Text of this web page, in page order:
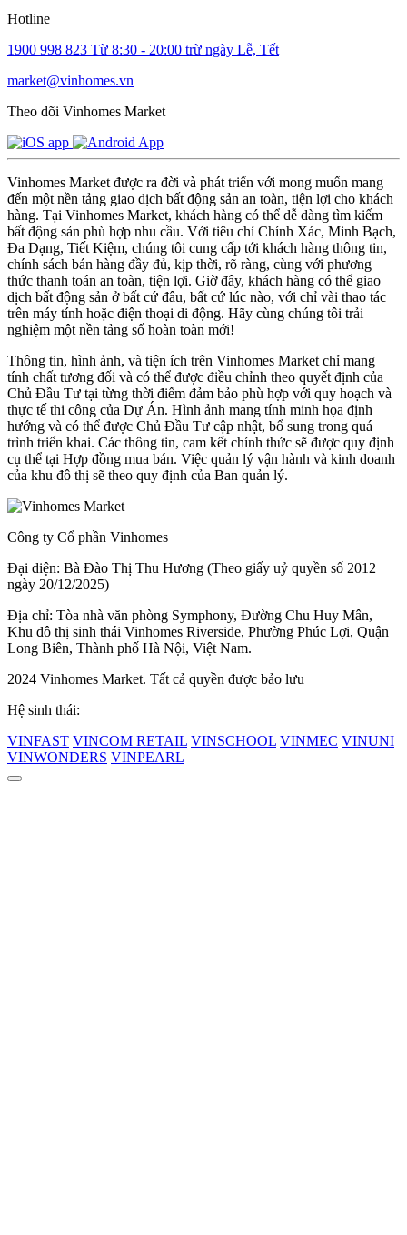
Hotline
1900 998 823 Từ 8:30 - 20:00 trừ ngày Lễ, Tết
market@vinhomes.vn
Theo dõi Vinhomes Market
Vinhomes Market được ra đời và phát triển với mong muốn mang
đến một nền tảng giao dịch bất động sản an toàn, tiện lợi cho khách
hàng. Tại Vinhomes Market, khách hàng có thể dễ dàng tìm kiếm
bất động sản phù hợp nhu cầu. Với tiêu chí Chính Xác, Minh Bạch,
Đa Dạng, Tiết Kiệm, chúng tôi cung cấp tới khách hàng thông tin,
chính sách bán hàng đầy đủ, kịp thời, rõ ràng, cùng với phương
thức thanh toán an toàn, tiện lợi. Giờ đây, khách hàng có thể giao
dịch bất động sản ở bất cứ đâu, bất cứ lúc nào, với chỉ vài thao tác
trên máy tính hoặc điện thoại di động. Hãy cùng chúng tôi trải
nghiệm một nền tảng số hoàn toàn mới!
Thông tin, hình ảnh, và tiện ích trên Vinhomes Market chỉ mang
tính chất tương đối và có thể được điều chỉnh theo quyết định của
Chủ Đầu Tư tại từng thời điểm đảm bảo phù hợp với quy hoạch và
thực tế thi công của Dự Án. Hình ảnh mang tính minh họa định
hướng và có thể được Chủ Đầu Tư cập nhật, bổ sung trong quá
trình triển khai. Các thông tin, cam kết chính thức sẽ được quy định
cụ thể tại Hợp đồng mua bán. Việc quản lý vận hành và kinh doanh
của khu đô thị sẽ theo quy định của Ban quản lý.
Công ty Cổ phần Vinhomes
Đại diện: Bà Đào Thị Thu Hương (Theo giấy uỷ quyền số 2012
ngày 20/12/2025)
Địa chỉ: Tòa nhà văn phòng Symphony, Đường Chu Huy Mân,
Khu đô thị sinh thái Vinhomes Riverside, Phường Phúc Lợi, Quận
Long Biên, Thành phố Hà Nội, Việt Nam.
2024 Vinhomes Market. Tất cả quyền được bảo lưu
Hệ sinh thái:
VINFAST VINCOM RETAIL VINSCHOOL VINMEC VINUNI
VINWONDERS VINPEARL